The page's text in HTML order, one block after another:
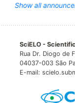
Show all
SciELO -
Rua Dr. Diogo de
04037-003 São
E-mail: